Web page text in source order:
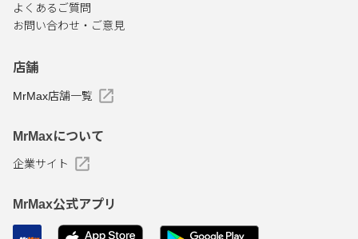
よくあるご質問
お問い合わせ・ご意見
店舗
MrMax店舗一覧
MrMaxについて
企業サイト
MrMax公式アプリ